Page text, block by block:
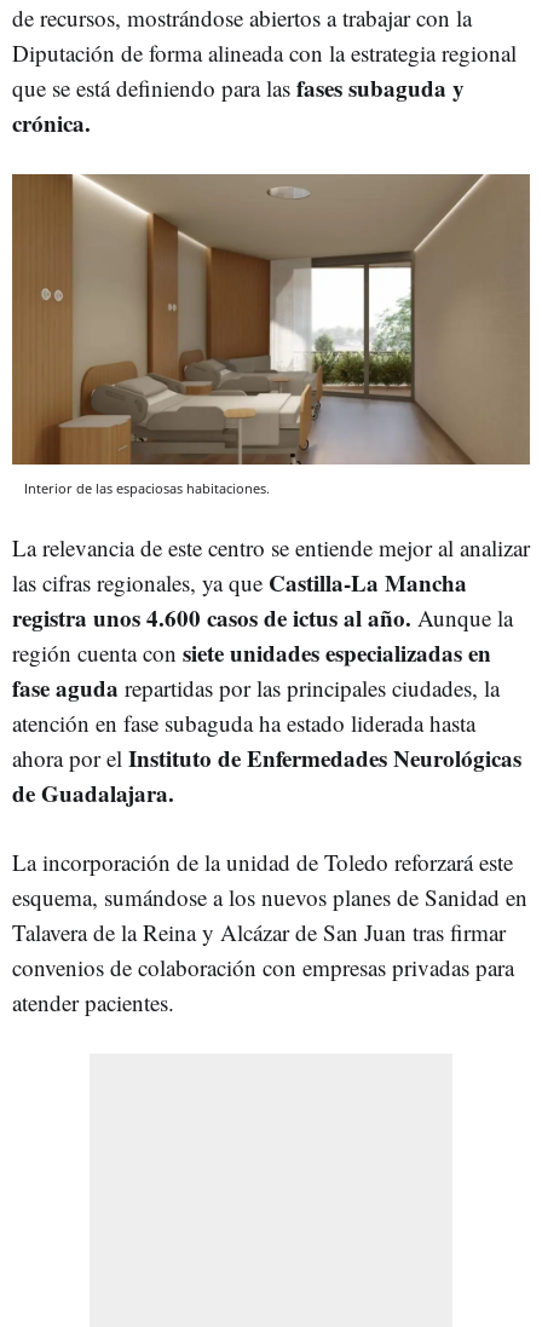
de recursos, mostrándose abiertos a trabajar con la
Diputación de forma alineada con la estrategia regional
que se está definiendo para las fases subaguda y
crónica.
Interior de las espaciosas habitaciones.
La relevancia de este centro se entiende mejor al analizar
las cifras regionales, ya que Castilla-La Mancha
registra unos 4.600 casos de ictus al año. Aunque la
región cuenta con siete unidades especializadas en
fase aguda repartidas por las principales ciudades, la
atención en fase subaguda ha estado liderada hasta
ahora por el Instituto de Enfermedades Neurológicas
de Guadalajara.
La incorporación de la unidad de Toledo reforzará este
esquema, sumándose a los nuevos planes de Sanidad en
Talavera de la Reina y Alcázar de San Juan tras firmar
convenios de colaboración con empresas privadas para
atender pacientes.